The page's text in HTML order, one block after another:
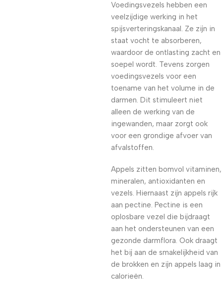
Voedingsvezels hebben een
veelzijdige werking in het
spijsverteringskanaal. Ze zijn in
staat vocht te absorberen,
waardoor de ontlasting zacht en
soepel wordt. Tevens zorgen
voedingsvezels voor een
toename van het volume in de
darmen. Dit stimuleert niet
alleen de werking van de
ingewanden, maar zorgt ook
voor een grondige afvoer van
afvalstoffen.
Appels zitten bomvol vitaminen,
mineralen, antioxidanten en
vezels. Hiernaast zijn appels rijk
aan pectine. Pectine is een
oplosbare vezel die bijdraagt
aan het ondersteunen van een
gezonde darmflora. Ook draagt
het bij aan de smakelijkheid van
de brokken en zijn appels laag in
calorieën.